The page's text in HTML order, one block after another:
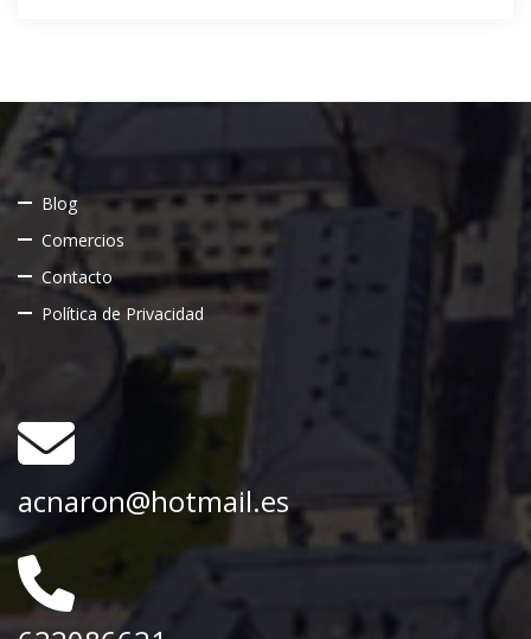
Blog
Comercios
Contacto
Política de Privacidad
acnaron@hotmail.es